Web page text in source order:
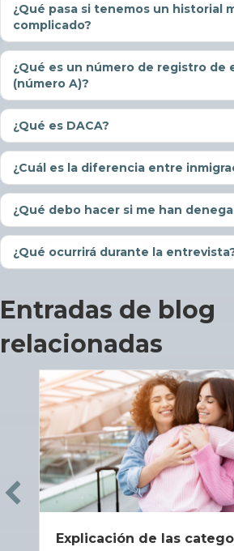
¿Qué pasa si tenemos un historial
complicado?
¿Qué es un número de registro de
(número A)?
¿Qué es DACA?
¿Cuál es la diferencia entre
¿Qué debo hacer si me han
¿Qué ocurrirá durante la
Entradas de blog
relacionadas